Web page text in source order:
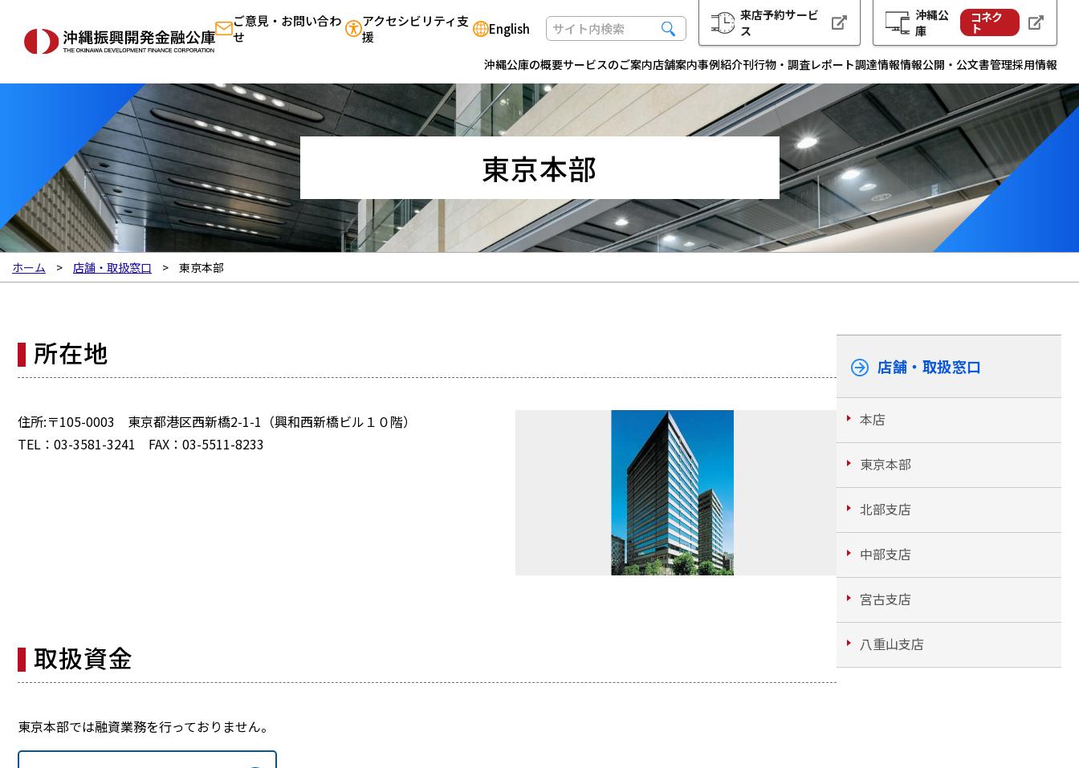
ご意見・お問い合わ
せ
アクセシビリティ支
援
English
来店予約サービ
ス
沖縄公
庫
コネク
ト
沖縄公庫の概要サービスのご案内店舗案内事例紹介刊行物・調査レポート調達情報情報公開・公文書管理採用情報
東京本部
ホーム 店舗・取扱窓口 東京本部
所在地
住所:〒105-0003 東京都港区西新橋2-1-1（興和西新橋ビル１０階）
TEL：03-3581-3241 FAX：03-5511-8233
取扱資金
東京本部では融資業務を行っておりません。
店舗・取扱窓口
本店
東京本部
北部支店
中部支店
宮古支店
八重山支店